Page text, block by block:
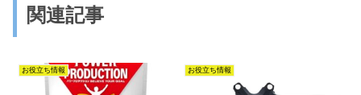
関連記事
お役立ち情報 お役立ち情報